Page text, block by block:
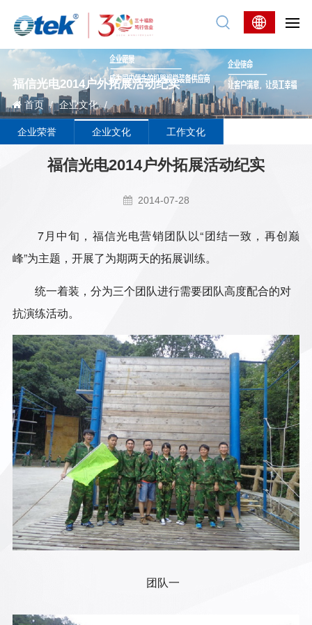
福信光电2014户外拓展活动纪实
首页 / 企业文化 /
企业荣誉 企业文化 工作文化
福信光电2014户外拓展活动纪实
2014-07-28
7月中旬，福信光电营销团队以“团结一致，再创巅
峰”为主题，开展了为期两天的拓展训练。
统一着装，分为三个团队进行需要团队高度配合的对
抗演练活动。
团队一